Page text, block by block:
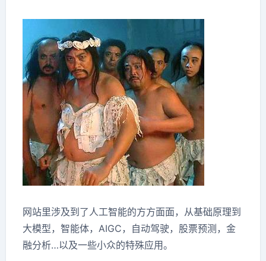
网站里涉及到了人工智能的方方面面，从基础原理到
大模型，智能体，AIGC，自动驾驶，股票预测，金
融分析…以及一些小众的特殊应用。